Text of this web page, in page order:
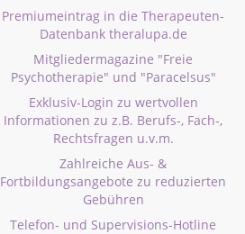
Premiumeintrag in die Therapeuten-
Datenbank theralupa.de
Mitgliedermagazine "Freie
Psychotherapie" und "Paracelsus"
Exklusiv-Login zu wertvollen
Informationen zu z.B. Berufs-, Fach-,
Rechtsfragen u.v.m.
Zahlreiche Aus- &
Fortbildungsangebote zu reduzierten
Gebühren
Telefon- und Supervisions-Hotline